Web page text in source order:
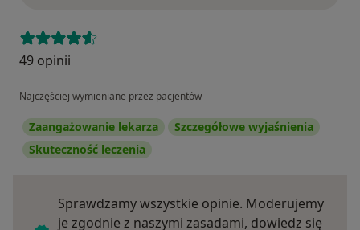
49 opinii
Najczęściej wymieniane przez pacjentów
Zaangażowanie lekarza
Szczegółowe wyjaśnienia
Skuteczność leczenia
Sprawdzamy wszystkie opinie. Moderujemy
je zgodnie z naszymi zasadami, dowiedz się